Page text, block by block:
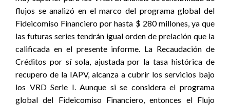
flujos se analizó en el marco del programa global del
Fideicomiso Financiero por hasta $ 280 millones, ya que
las futuras series tendrán igual orden de prelación que la
calificada en el presente informe. La Recaudación de
Créditos por sí sola, ajustada por la tasa histórica de
recupero de la IAPV, alcanza a cubrir los servicios bajo
los VRD Serie I. Aunque si se considera el programa
global del Fideicomiso Financiero, entonces el Flujo